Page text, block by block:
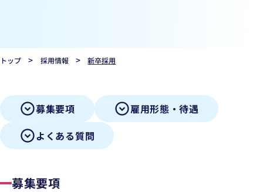
トップ > 採用情報 > 新卒採用
募集要項
雇用形態・待遇
よくある質問
募集要項